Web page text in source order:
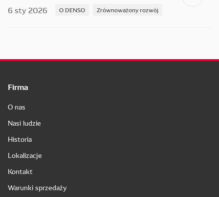
6 sty 2026
O DENSO Zrównoważony rozwój
Firma
O nas
Nasi ludzie
Historia
Lokalizacje
Kontakt
Warunki sprzedaży